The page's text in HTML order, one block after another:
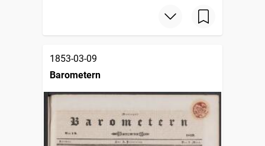
1853-03-09
Barometern